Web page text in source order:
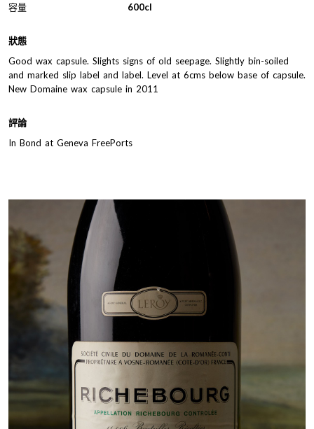
容量
600cl
狀態
Good wax capsule. Slights signs of old seepage. Slightly bin-soiled
and marked slip label and label. Level at 6cms below base of capsule.
New Domaine wax capsule in 2011
評論
In Bond at Geneva FreePorts